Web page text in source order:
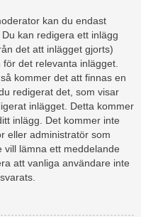
kan du endast
kan redigera ett inlägg
det att inlägget gjorts)
det relevanta inlägget.
kommer det att finnas en
redigerat det, som visar
inlägget. Detta kommer
inlägg. Det kommer inte
eller administratör som
vill lämna ett meddelande
att vanliga användare inte